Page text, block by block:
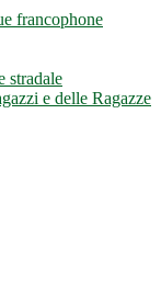
francophone
stradale
e delle Ragazze